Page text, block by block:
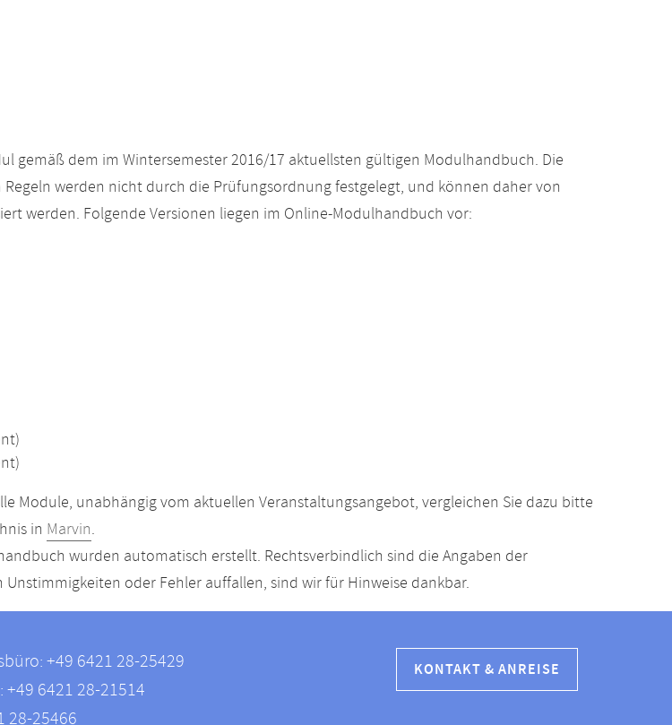
gemäß dem im Wintersemester 2016/17 aktuellsten gültigen Modulhandbuch. Die
werden nicht durch die Prüfungsordnung festgelegt, und können daher von
werden. Folgende Versionen liegen im Online-Modulhandbuch vor:
Module, unabhängig vom aktuellen Veranstaltungsangebot, vergleichen Sie dazu bitte
in Marvin.
wurden automatisch erstellt. Rechtsverbindlich sind die Angaben der
oder Fehler auffallen, sind wir für Hinweise dankbar.
+49 6421 28-25429
+49 6421 28-21514
28-25466
KONTAKT & ANREISE